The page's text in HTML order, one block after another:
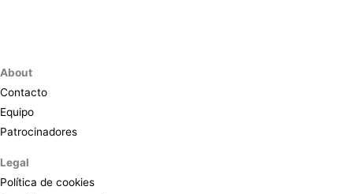
About
Contacto
Equipo
Patrocinadores
Legal
Política de cookies